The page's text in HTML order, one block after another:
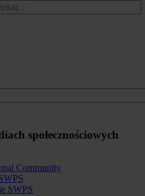
społecznościowych
Community
SWPS